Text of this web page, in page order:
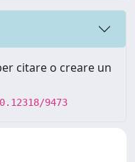
citare o creare un
9473